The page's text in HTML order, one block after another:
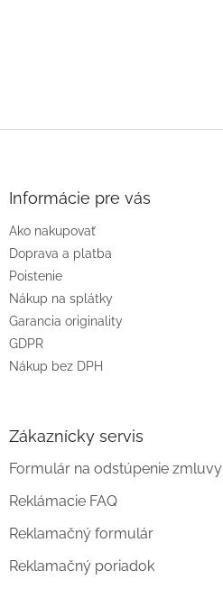
Informácie pre vás
Ako nakupovať
Doprava a platba
Poistenie
Nákup na splátky
Garancia originality
GDPR
Nákup bez DPH
Zákaznícky servis
Formulár na odstúpenie zmluvy
Reklámacie FAQ
Reklamačný formulár
Reklamačný poriadok